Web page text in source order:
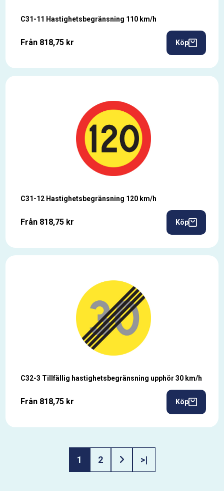
C31-11 Hastighetsbegränsning 110 km/h
Från 818,75 kr Köp
C31-12 Hastighetsbegränsning 120 km/h
Från 818,75 kr Köp
C32-3 Tillfällig hastighetsbegränsning upphör 30 km/h
Från 818,75 kr Köp
1 2 >|